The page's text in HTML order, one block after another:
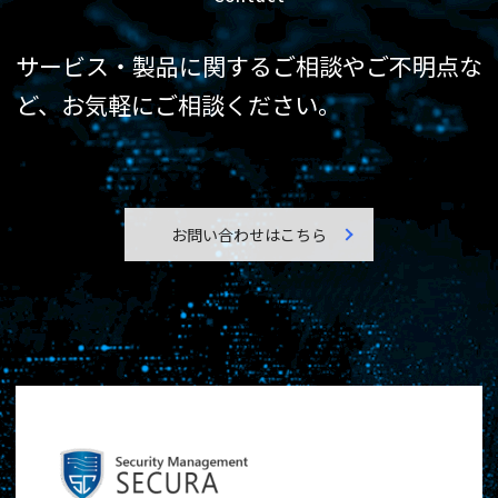
サービス・製品に関するご相談やご不明点な
ど、お気軽にご相談ください。
お問い合わせはこちら